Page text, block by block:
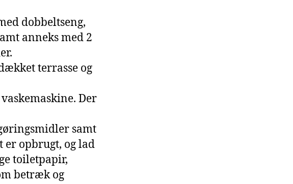
dobbeltseng,
anneks med 2
terrasse og
Der
samt
er opbrugt, og lad
toiletpapir,
betræk og